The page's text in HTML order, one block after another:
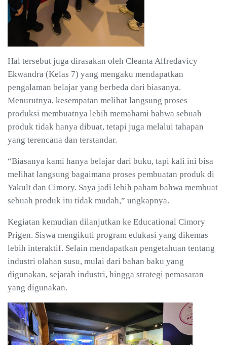
Hal tersebut juga dirasakan oleh Cleanta Alfredavicy
Ekwandra (Kelas 7) yang mengaku mendapatkan
pengalaman belajar yang berbeda dari biasanya.
Menurutnya, kesempatan melihat langsung proses
produksi membuatnya lebih memahami bahwa sebuah
produk tidak hanya dibuat, tetapi juga melalui tahapan
yang terencana dan terstandar.
“Biasanya kami hanya belajar dari buku, tapi kali ini bisa
melihat langsung bagaimana proses pembuatan produk di
Yakult dan Cimory. Saya jadi lebih paham bahwa membuat
sebuah produk itu tidak mudah,” ungkapnya.
Kegiatan kemudian dilanjutkan ke Educational Cimory
Prigen. Siswa mengikuti program edukasi yang dikemas
lebih interaktif. Selain mendapatkan pengetahuan tentang
industri olahan susu, mulai dari bahan baku yang
digunakan, sejarah industri, hingga strategi pemasaran
yang digunakan.